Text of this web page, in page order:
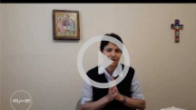
play_circle_outline